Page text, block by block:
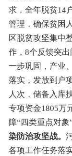
求， 全年脱贫14
管理 ， 确保贫困
区脱贫攻坚集中
作， 8个反馈突出
一步巩固 ， 产业
落实，发放到户
人次， 储备入库
专项资金1805万
障“ 四类重点对象
染防治攻坚战。
各项工作任务落